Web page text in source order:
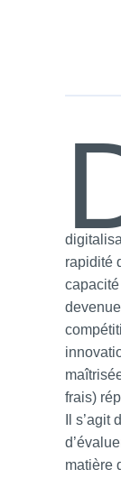
rapidité
frais)
Il
matière